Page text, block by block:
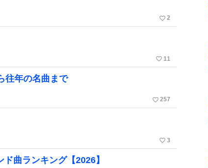
favorite_border 2
favorite_border 11
往年の名曲まで
favorite_border 257
favorite_border 3
曲ランキング【2026】